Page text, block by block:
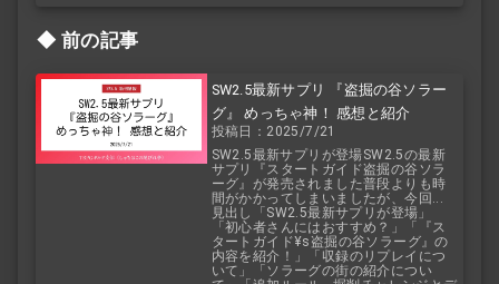
前の記事
SW2.5最新サプリ 『盗掘の谷ソラー
グ』 めっちゃ神！ 感想と紹介
投稿日：2025/7/21
SW2.5最新サプリが登場SW2.5の最新
サプリ『スタートガイド盗掘の谷ソラ
ーグ』が発売されました普段よりも時
間がかかってしまいましたが、今回...
見出し「SW2.5最新サプリが登場」
「初心者さんにはおすすめ？」「『ス
タートガイド¥s盗掘の谷ソラーグ』の
内容を紹介！」「収録のリプレイにつ
いて」「ソラーグの街の紹介につい